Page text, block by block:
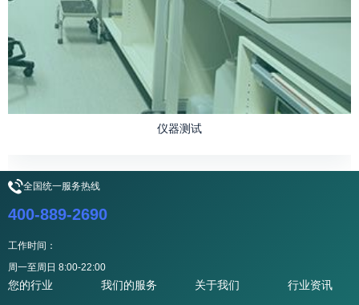
仪器测试
全国统一服务热线
400-889-2690
工作时间：
周一至周日 8:00-22:00
您的行业 我们的服务 关于我们 行业资讯